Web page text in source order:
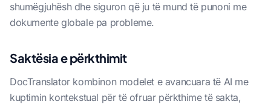
shumëgjuhësh dhe siguron që ju të mund të punoni me
dokumente globale pa probleme.
Saktësia e përkthimit
DocTranslator kombinon modelet e avancuara të AI me
kuptimin kontekstual për të ofruar përkthime të sakta,